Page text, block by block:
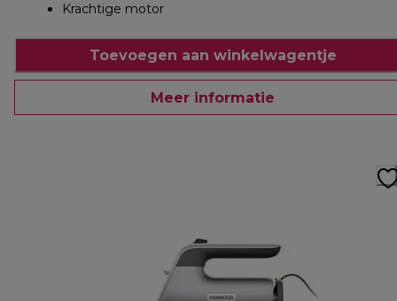
Krachtige motor
Toevoegen aan winkelwagentje
Meer informatie